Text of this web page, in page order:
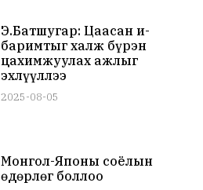
Э.Батшугар: Цаасан и-
баримтыг халж бүрэн
цахимжуулах ажлыг
эхлүүллээ
2025-08-05
Монгол-Японы соёлын
өдөрлөг боллоо